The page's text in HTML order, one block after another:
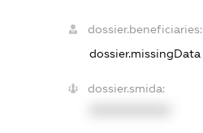
dossier.beneficiaries:
dossier.missingData
dossier.smida: